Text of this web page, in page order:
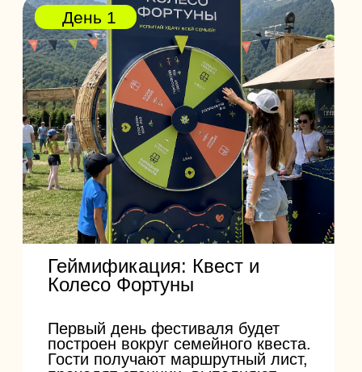
Вечернее шоу
Два дня живой музыки
DJ-сеты
Будет объявлен
Хедлайнер
АНОНС АРТИСТОВ СКОРО